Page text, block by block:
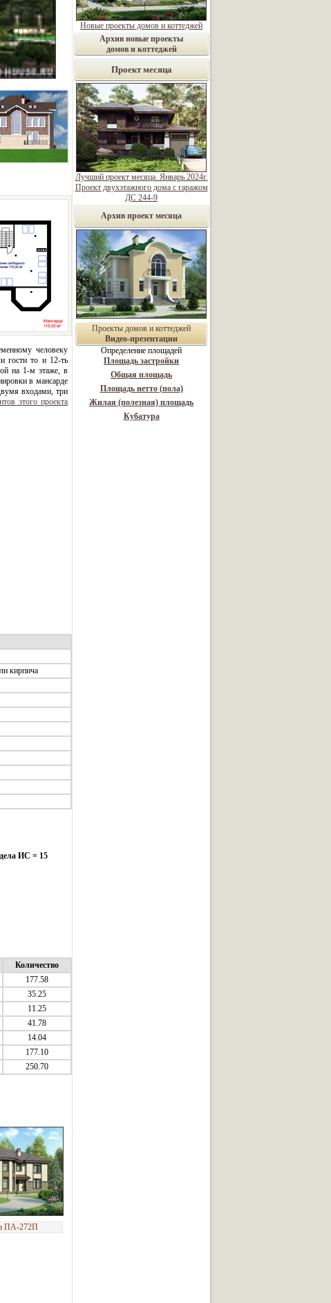
человеку
гости то и 12-ть
на 1-м этаже, в
в мансарде
входами, три
этого проекта
кирпича
ИС = 15
Количество
177.58
35.25
11.25
41.78
14.04
177.10
250.70
ПА-272П
Новые проекты домов и коттеджей
Архив новые проекты
домов и коттеджей
Проект месяца
Лучший проект месяца. Январь 2024г.
Проект двухэтажного дома с гаражом
ДС 244-9
Архив проект месяца
Проекты домов и коттеджей
Видео-презентации
Определение площадей
Площадь застройки
Общая площадь
Площадь нетто (пола)
Жилая (полезная) площадь
Кубатура